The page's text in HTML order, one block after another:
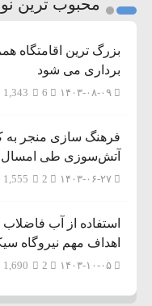
محبوب ترین
بزرگ ترین اقامتگاه
برداری می شود
۱۴۰۳-۰۸-۰۹ 1,343
آتش‌سوزی طی امسال
۱۴۰۳-۰۶-۲۷ 1,555
استفاده از آب
اهداف مهم نیروگاه
۱۴۰۳-۱۰-۰۵ 1,690